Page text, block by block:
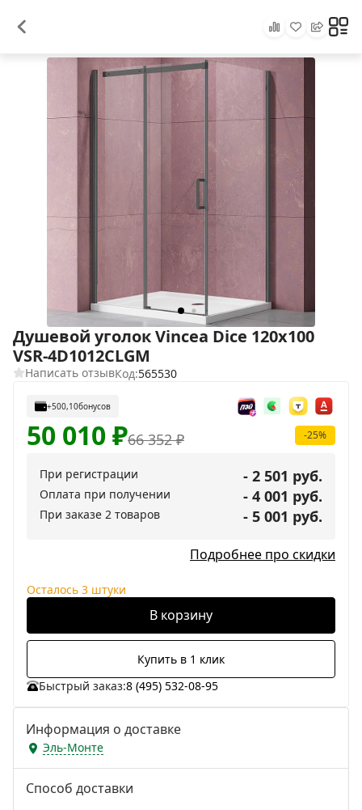
Душевой уголок Vincea Dice 120x100
VSR-4D1012CLGM
Написать отзывКод:565530
+500,10бонусов
66 352₽
50 010₽ -25%
При регистрации - 2 501 руб.
Оплата при получении - 4 001 руб.
При заказе 2 товаров - 5 001 руб.
Подробнее про скидки
Осталось 3 штуки
В корзину
Купить в 1 клик
Быстрый заказ:8 (495) 532-08-95
Информация о доставке
Эль-Монте
Способ доставки